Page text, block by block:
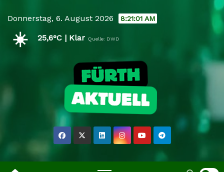
content
Donnerstag, 6. August 2026 8:21:02 AM
☀️ 25,6°C | Klar Quelle: DWD